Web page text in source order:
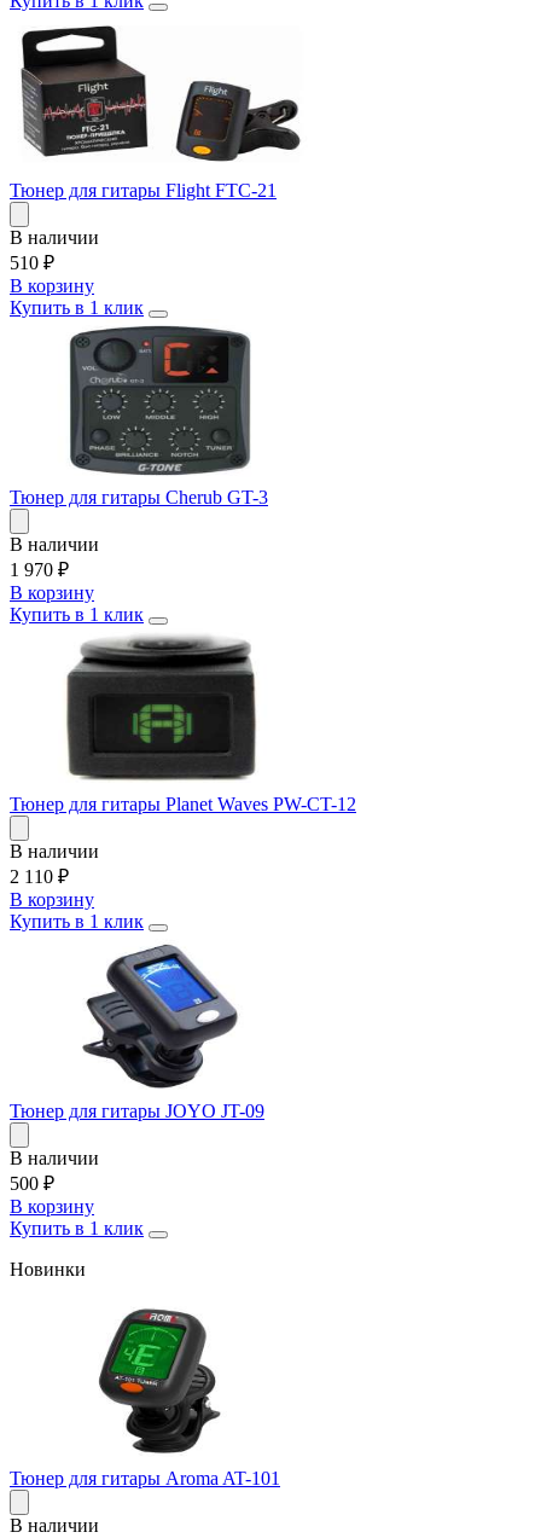
Тюнер для гитары Flight FTC-21
В наличии
510 ₽
В корзину
Купить в 1 клик
Тюнер для гитары Cherub GT-3
В наличии
1 970 ₽
В корзину
Купить в 1 клик
Тюнер для гитары Planet Waves PW-CT-12
В наличии
2 110 ₽
В корзину
Купить в 1 клик
Тюнер для гитары JOYO JT-09
В наличии
500 ₽
В корзину
Купить в 1 клик
Новинки
Тюнер для гитары Aroma AT-101
В наличии